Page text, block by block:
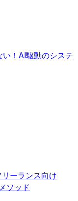
い！AI駆動のシステ
リーランス向け
ソッド